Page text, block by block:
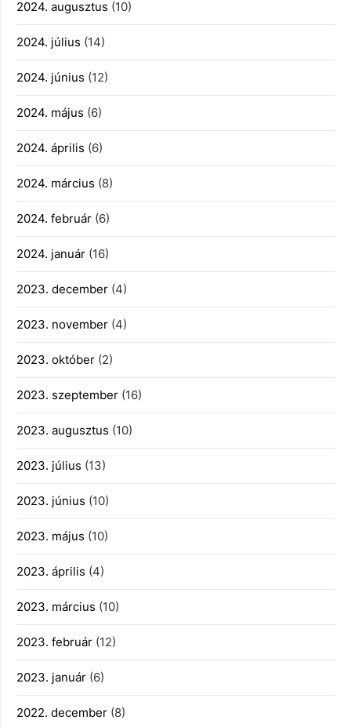
2024. augusztus (10)
2024. július (14)
2024. június (12)
2024. május (6)
2024. április (6)
2024. március (8)
2024. február (6)
2024. január (16)
2023. december (4)
2023. november (4)
2023. október (2)
2023. szeptember (16)
2023. augusztus (10)
2023. július (13)
2023. június (10)
2023. május (10)
2023. április (4)
2023. március (10)
2023. február (12)
2023. január (6)
2022. december (8)